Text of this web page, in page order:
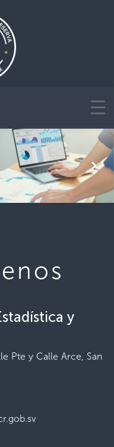
Next
y
Pte y Calle Arce, San